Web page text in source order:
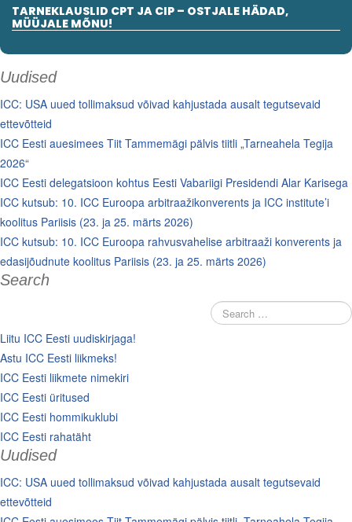
TARNEKLAUSLID CPT JA CIP – OSTJALE HÄDAD,
MÜÜJALE MÕNU!
Uudised
ICC: USA uued tollimaksud võivad kahjustada ausalt tegutsevaid
ettevõtteid
ICC Eesti auesimees Tiit Tammemägi pälvis tiitli „Tarneahela Tegija
2026“
ICC Eesti delegatsioon kohtus Eesti Vabariigi Presidendi Alar Karisega
ICC kutsub: 10. ICC Euroopa arbitraažikonverents ja ICC institute’i
koolitus Pariisis (23. ja 25. märts 2026)
ICC kutsub: 10. ICC Euroopa rahvusvahelise arbitraaži konverents ja
edasijõudnute koolitus Pariisis (23. ja 25. märts 2026)
Search
Liitu ICC Eesti uudiskirjaga!
Astu ICC Eesti liikmeks!
ICC Eesti liikmete nimekiri
ICC Eesti üritused
ICC Eesti hommikuklubi
ICC Eesti rahatäht
Uudised
ICC: USA uued tollimaksud võivad kahjustada ausalt tegutsevaid
ettevõtteid